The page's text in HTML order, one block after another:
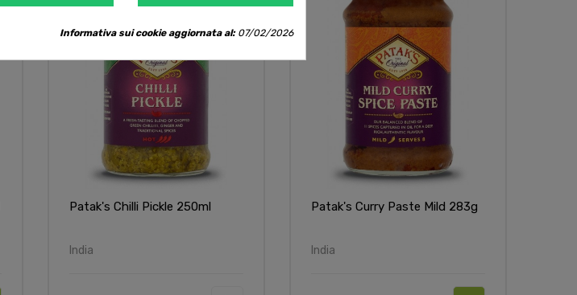
Patak's Chilli Pickle 250ml
India
Non Disponibile
Patak's Curry Paste Mild 283g
India
Informativa sui cookie aggiornata al:07/02/2026